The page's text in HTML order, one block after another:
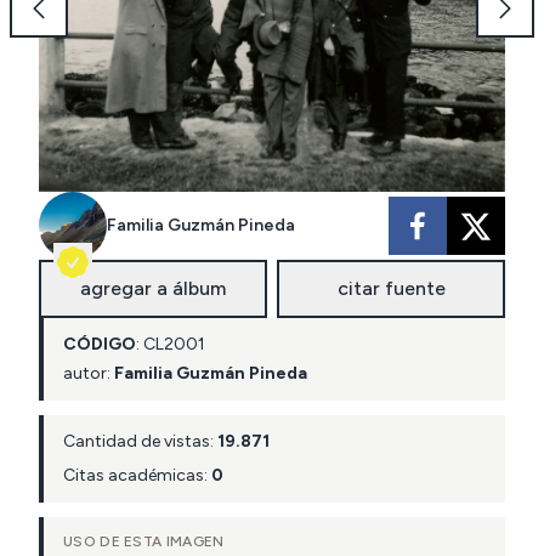
Familia Guzmán Pineda
agregar a álbum citar fuente
CÓDIGO: CL2001
autor: Familia Guzmán Pineda
Cantidad de vistas: 19.871
Citas académicas: 0
USO DE ESTA IMAGEN